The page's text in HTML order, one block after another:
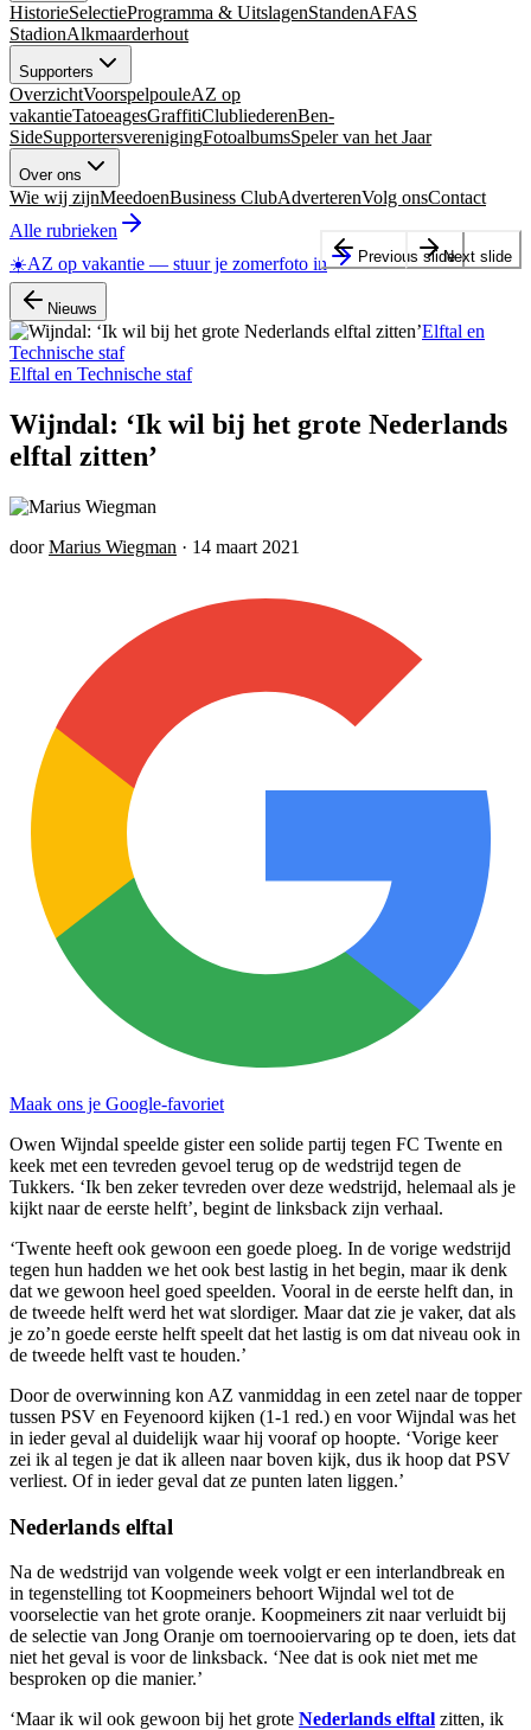
HistorieSelectieProgramma & UitslagenStandenAFAS
StadionAlkmaarderhout
Supporters
OverzichtVoorspelpouleAZ op
vakantieTatoeagesGraffitiClubliederenBen-
SideSupportersverenigingFotoalbumsSpeler van het Jaar
Over ons
Wie wij zijnMeedoenBusiness ClubAdverterenVolg onsContact
Alle rubrieken
☀️AZ op vakantie — stuur je zomerfoto in
Nieuws
Elftal en
Technische staf
Elftal en Technische staf
Wijndal: ‘Ik wil bij het grote Nederlands
elftal zitten’
door Marius Wiegman · 14 maart 2021
Maak ons je Google-favoriet
Owen Wijndal speelde gister een solide partij tegen FC Twente en
keek met een tevreden gevoel terug op de wedstrijd tegen de
Tukkers. ‘Ik ben zeker tevreden over deze wedstrijd, helemaal als je
kijkt naar de eerste helft’, begint de linksback zijn verhaal.
‘Twente heeft ook gewoon een goede ploeg. In de vorige wedstrijd
tegen hun hadden we het ook best lastig in het begin, maar ik denk
dat we gewoon heel goed speelden. Vooral in de eerste helft dan, in
de tweede helft werd het wat slordiger. Maar dat zie je vaker, dat als
je zo’n goede eerste helft speelt dat het lastig is om dat niveau ook in
de tweede helft vast te houden.’
Door de overwinning kon AZ vanmiddag in een zetel naar de topper
tussen PSV en Feyenoord kijken (1-1 red.) en voor Wijndal was het
in ieder geval al duidelijk waar hij vooraf op hoopte. ‘Vorige keer
zei ik al tegen je dat ik alleen naar boven kijk, dus ik hoop dat PSV
verliest. Of in ieder geval dat ze punten laten liggen.’
Nederlands elftal
Na de wedstrijd van volgende week volgt er een interlandbreak en
in tegenstelling tot Koopmeiners behoort Wijndal wel tot de
voorselectie van het grote oranje. Koopmeiners zit naar verluidt bij
de selectie van Jong Oranje om toernooiervaring op te doen, iets dat
niet het geval is voor de linksback. ‘Nee dat is ook niet met me
besproken op die manier.’
‘Maar ik wil ook gewoon bij het grote Nederlands elftal zitten, ik
Previous slideNext slide